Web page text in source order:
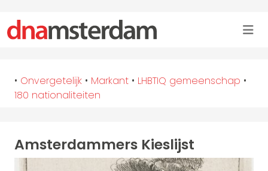
• Onvergetelijk • Markant • LHBTIQ gemeenschap •
180 nationaliteiten
Amsterdammers Kieslijst